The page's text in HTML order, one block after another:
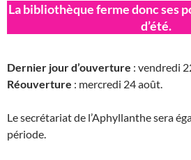
La bibliothèque ferme donc ses
d’été.
Dernier jour d’ouverture : vendredi
Réouverture : mercredi 24 août.
Le secrétariat de l’Aphyllanthe sera
période.